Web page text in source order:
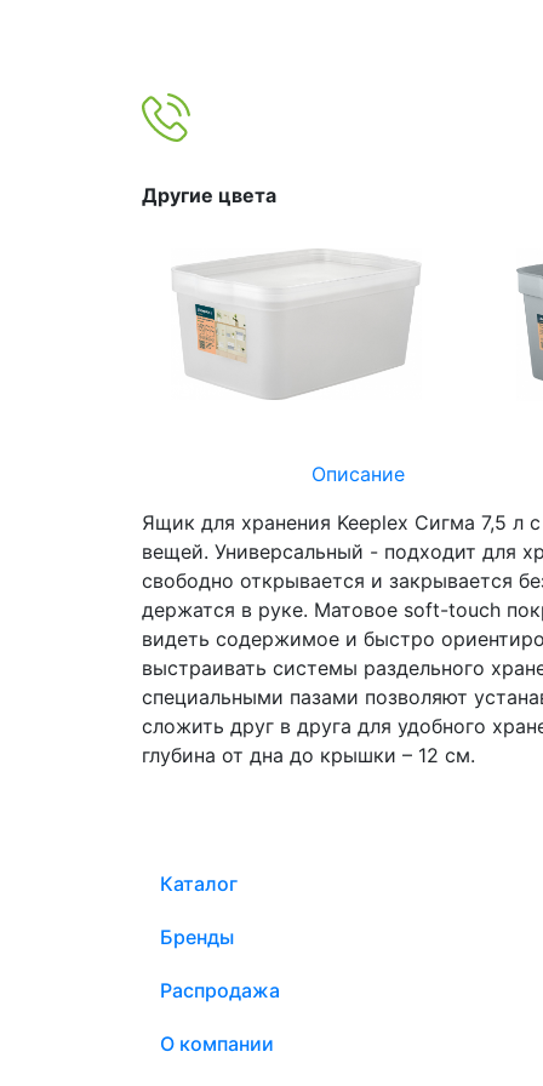
Другие цвета
Описание
Ящик для хранения Keeplex Сигма 7,5 л
вещей. Универсальный - подходит для
свободно открывается и закрывается
держатся в руке. Матовое soft-touch
видеть содержимое и быстро
выстраивать системы раздельного
специальными пазами позволяют
сложить друг в друга для удобного
глубина от дна до крышки – 12 см.
Каталог
Бренды
Распродажа
О компании